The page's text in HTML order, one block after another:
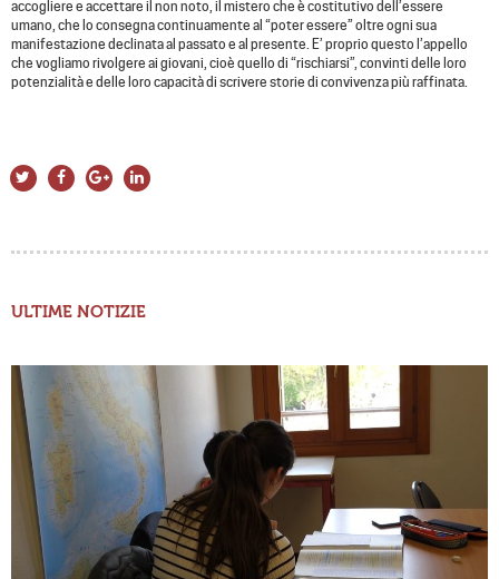
accogliere e accettare il non noto, il mistero che è costitutivo dell’essere
umano, che lo consegna continuamente al “poter essere” oltre ogni sua
manifestazione declinata al passato e al presente. E’ proprio questo l’appello
che vogliamo rivolgere ai giovani, cioè quello di “rischiarsi”, convinti delle loro
potenzialità e delle loro capacità di scrivere storie di convivenza più raffinata.
ULTIME NOTIZIE